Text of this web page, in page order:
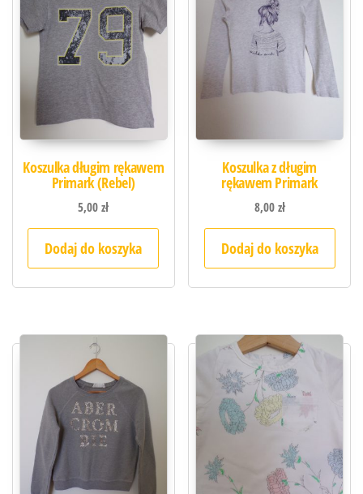
Koszulka długim rękawem
Primark (Rebel)
5,00zł
Dodaj do koszyka
Koszulka z długim
rękawem Primark
8,00zł
Dodaj do koszyka